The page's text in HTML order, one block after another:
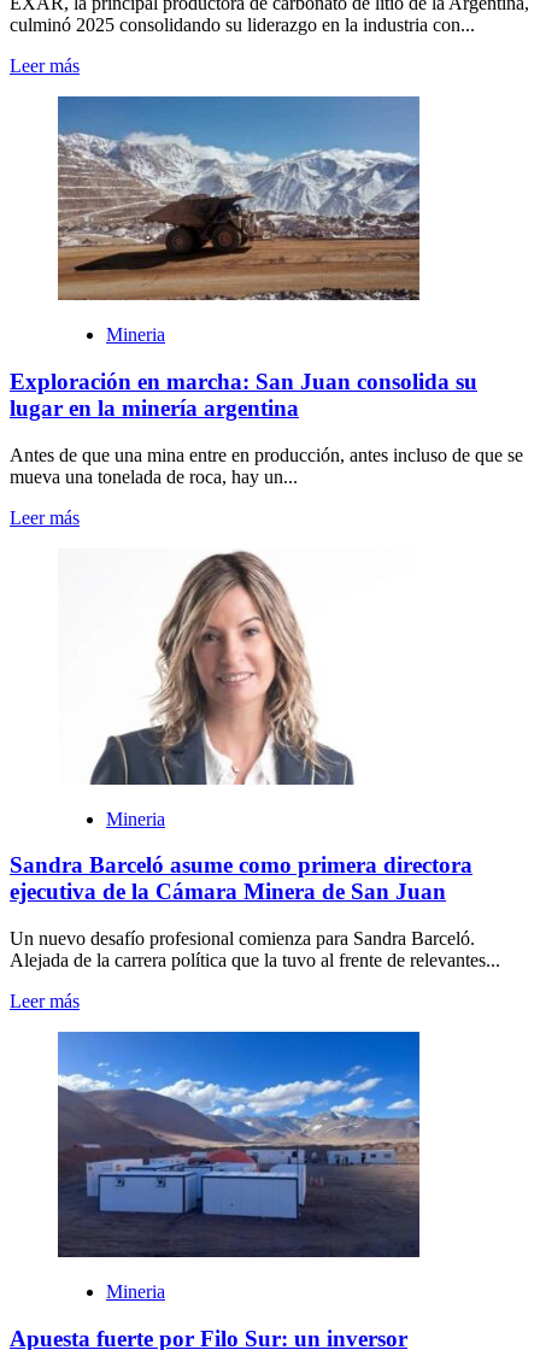
culminó 2025 consolidando su liderazgo en la industria con...
Leer más
Mineria
Exploración en marcha: San Juan consolida su
lugar en la minería argentina
Antes de que una mina entre en producción, antes incluso de que se
mueva una tonelada de roca, hay un...
Leer más
Mineria
Sandra Barceló asume como primera directora
ejecutiva de la Cámara Minera de San Juan
Un nuevo desafío profesional comienza para Sandra Barceló.
Alejada de la carrera política que la tuvo al frente de relevantes...
Leer más
Mineria
Apuesta fuerte por Filo Sur: un inversor